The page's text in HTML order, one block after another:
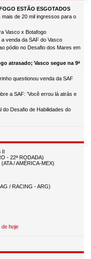
ESTÃO ESGOTADOS
de 20 mil ingressos para o
Vasco x Botafogo
venda da SAF do Vasco
pódio no Desafio dos Mares em
atrasado; Vasco segue na 9ª
questionou venda da SAF
a SAF: 'Você errou lá atrás e
do Desafio de Habilidades do
hoje